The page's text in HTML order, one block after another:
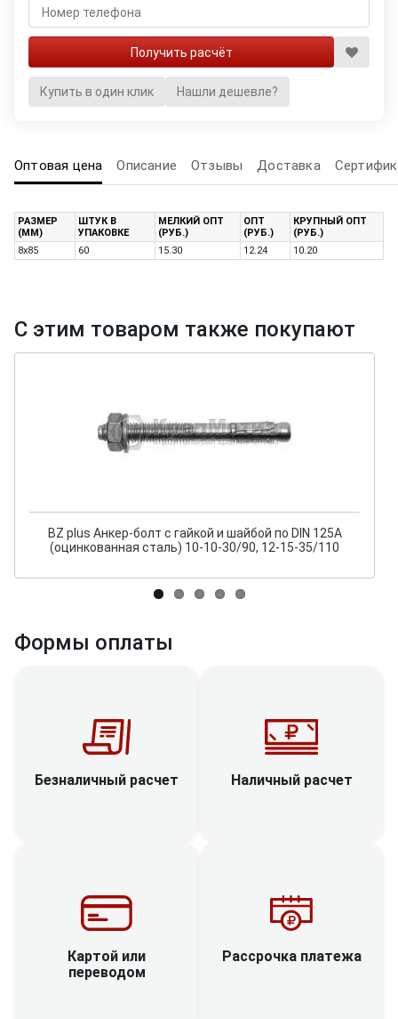
Купить в один клик Нашли дешевле?
Оптовая цена Описание Отзывы Доставка
РАЗМЕР
(ММ)
ШТУК В
УПАКОВКЕ
МЕЛКИЙ ОПТ
(РУБ.)
ОПТ
(РУБ.)
КРУПНЫЙ ОПТ
(РУБ.)
8х85
60 15.30 12.24 10.20
С этим товаром также покупают
BZ plus Анкер-болт с гайкой и шайбой по DIN 125A
(оцинкованная сталь) 10-10-30/90, 12-15-35/110
Формы оплаты
Безналичный расчет Наличный расчет
Картой или
переводом
Рассрочка платежа